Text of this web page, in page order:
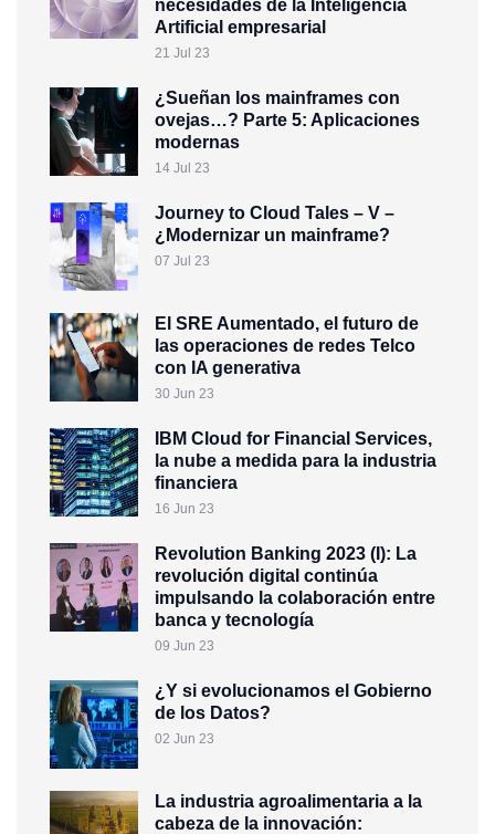
necesidades de la Inteligencia
Artificial empresarial
21 Jul 23
¿Sueñan los mainframes con
ovejas…? Parte 5: Aplicaciones
modernas
14 Jul 23
Journey to Cloud Tales – V –
¿Modernizar un mainframe?
07 Jul 23
El SRE Aumentado, el futuro de
las operaciones de redes Telco
con IA generativa
30 Jun 23
IBM Cloud for Financial Services,
la nube a medida para la industria
financiera
16 Jun 23
Revolution Banking 2023 (I): La
revolución digital continúa
impulsando la colaboración entre
banca y tecnología
09 Jun 23
¿Y si evolucionamos el Gobierno
de los Datos?
02 Jun 23
La industria agroalimentaria a la
cabeza de la innovación: